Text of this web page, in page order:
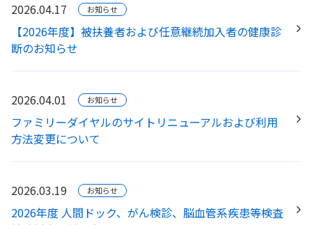
2026.04.17 お知らせ
【2026年度】被扶養者および任意継続加入者の健康診
断のお知らせ
2026.04.01 お知らせ
ファミリーダイヤルのサイトリニューアルおよび利用
方法変更について
2026.03.19 お知らせ
2026年度 人間ドック、がん検診、脳血管系疾患等検査